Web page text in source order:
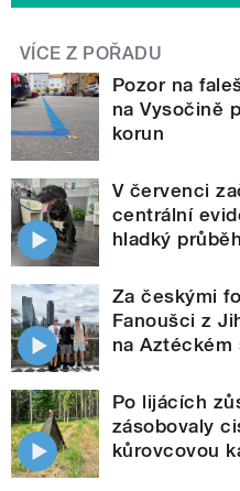
VÍCE Z POŘADU
Pozor na
na Vysočině
korun
V červenci
centrální
hladký průběh
Za českými
Fanoušci z
na Aztéckém
Po lijácích
zásobovaly
kůrovcovou